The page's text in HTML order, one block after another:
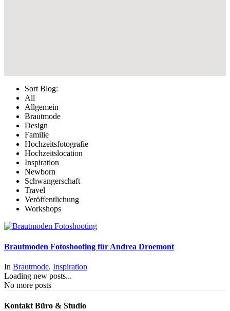
Sort Blog:
All
Allgemein
Brautmode
Design
Familie
Hochzeitsfotografie
Hochzeitslocation
Inspiration
Newborn
Schwangerschaft
Travel
Veröffentlichung
Workshops
Brautmoden Fotoshooting für Andrea Droemont
In Brautmode, Inspiration
Loading new posts...
No more posts
Kontakt Büro & Studio